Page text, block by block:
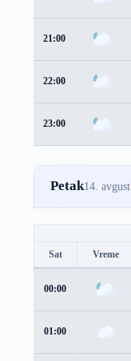
21:00
22:00
23:00
Petak14. avgust
Sat Vreme
00:00
01:00